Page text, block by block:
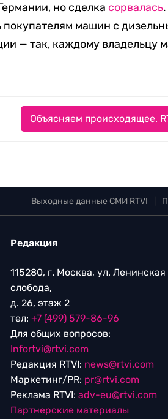
но сделка сорвалась
покупателям машин с
— так, каждому владельцу
Объясняем происходящее.
Выходные данные СМИ RTVI
Редакция
115280, г. Москва, ул. Ленинская
слобода,
д. 26, этаж 2
тел: +7 (499) 579-86-96
Для общих вопросов:
Infortvi@rtvi.com
Редакция RTVI: news@rtvi.com
Маркетинг/PR: pr@rtvi.com
Реклама RTVI: adv-eu@rtvi.com
Партнерские материалы